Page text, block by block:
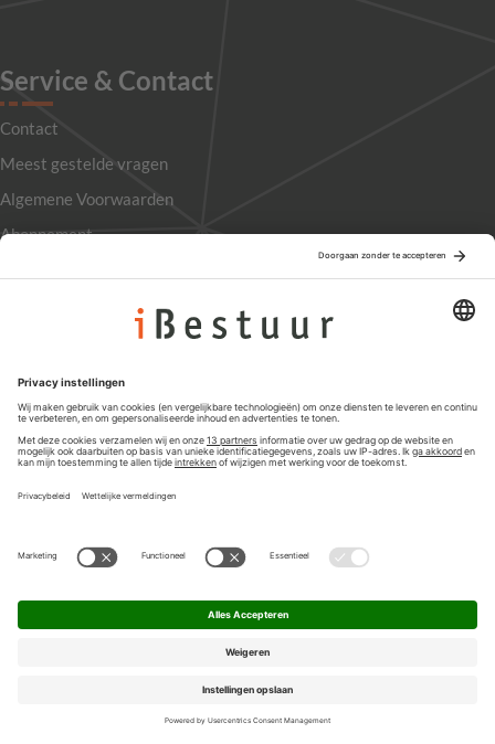
Service & Contact
Contact
Meest gestelde vragen
Algemene Voorwaarden
Abonnement
Privacyinstellingen